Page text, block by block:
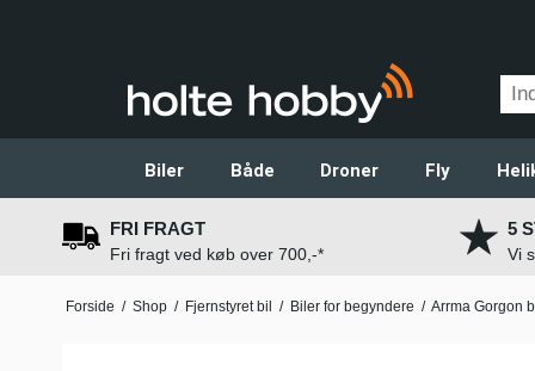
Biler Både Droner Fly
FRI FRAGT
Fri fragt ved køb over 700,-*
5
Vi
Forside / Shop / Fjernstyret bil / Biler for begyndere / Arrma Gorgon